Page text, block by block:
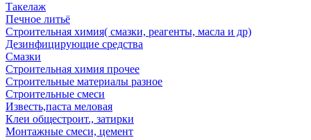
Такелаж
Печное литьё
Строительная химия( смазки, реагенты, масла и др)
Дезинфицирующие средства
Смазки
Строительная химия прочее
Строительные материалы разное
Строительные смеси
Известь,паста меловая
Клеи общестроит., затирки
Монтажные смеси, цемент